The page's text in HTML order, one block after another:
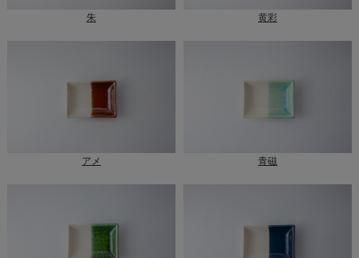
朱 黄彩
アメ 青磁